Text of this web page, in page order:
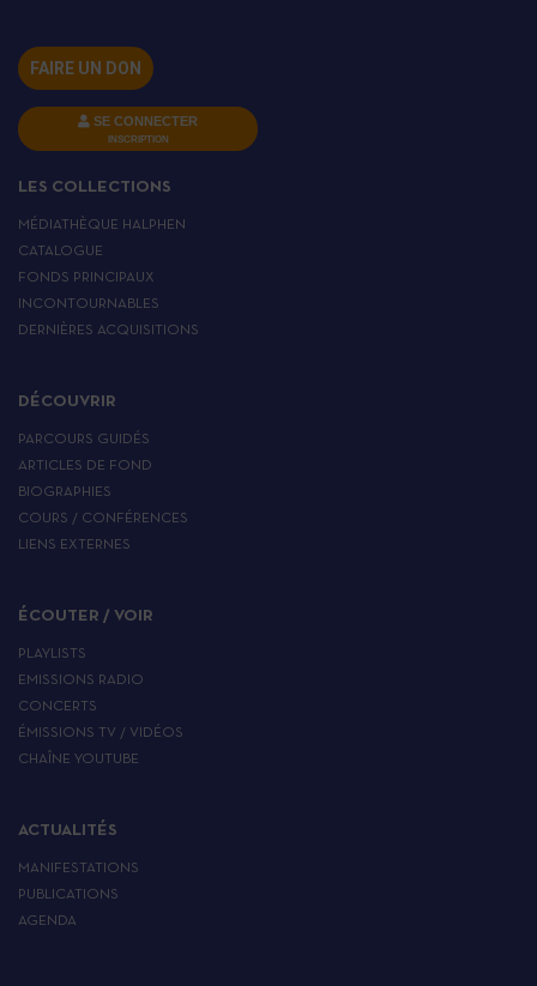
FAIRE UN DON
SE CONNECTER
INSCRIPTION
LES COLLECTIONS
MÉDIATHÈQUE HALPHEN
CATALOGUE
FONDS PRINCIPAUX
INCONTOURNABLES
DERNIÈRES ACQUISITIONS
DÉCOUVRIR
PARCOURS GUIDÉS
ARTICLES DE FOND
BIOGRAPHIES
COURS / CONFÉRENCES
LIENS EXTERNES
ÉCOUTER / VOIR
PLAYLISTS
EMISSIONS RADIO
CONCERTS
ÉMISSIONS TV / VIDÉOS
CHAÎNE YOUTUBE
ACTUALITÉS
MANIFESTATIONS
PUBLICATIONS
AGENDA